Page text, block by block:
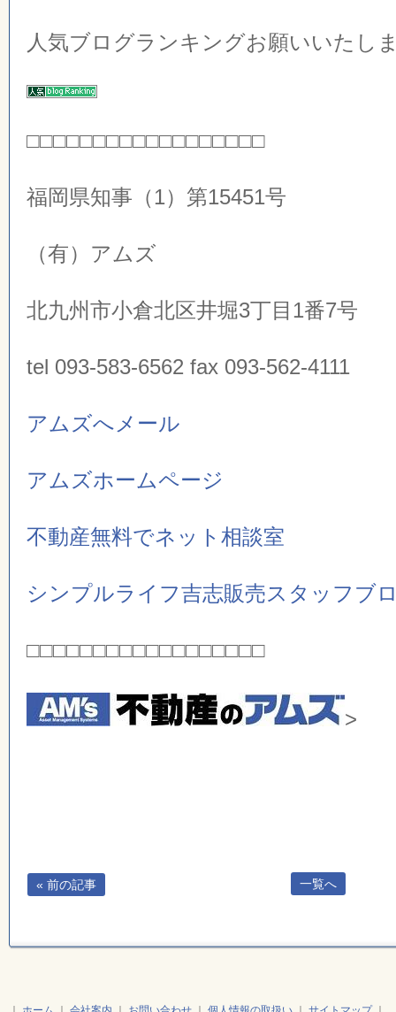
人気ブログランキングお願いいたし
□□□□□□□□□□□□□□□□□□
福岡県知事（1）第15451号
（有）アムズ
北九州市小倉北区井堀3丁目1番7号
tel 093-583-6562 fax 093-562-4111
アムズへメール
アムズホームページ
不動産無料でネット相談室
シンプルライフ吉志販売スタッフブ
□□□□□□□□□□□□□□□□□□
>
一覧へ
« 前の記事